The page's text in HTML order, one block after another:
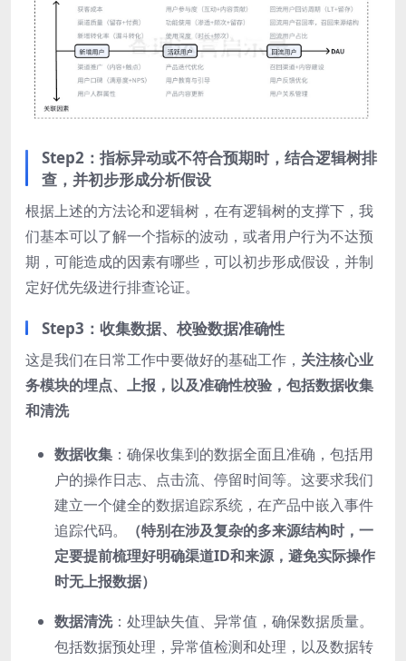
Step2：指标异动或不符合预期时，结合逻辑树排
查，并初步形成分析假设
根据上述的方法论和逻辑树，在有逻辑树的支撑下，我
们基本可以了解一个指标的波动，或者用户行为不达预
期，可能造成的因素有哪些，可以初步形成假设，并制
定好优先级进行排查论证。
Step3：收集数据、校验数据准确性
这是我们在日常工作中要做好的基础工作， 关注核心业
务模块的埋点、上报，以及准确性校验，包括数据收集
和清洗
数据收集 ：确保收集到的数据全面且准确，包括用
户的操作日志、点击流、停留时间等。这要求我们
建立一个健全的数据追踪系统，在产品中嵌入事件
追踪代码。
（特别在涉及复杂的多来源结构时，一
定要提前梳理好明确渠道ID和来源，避免实际操作
时无上报数据）
数据清洗：处理缺失值、异常值，确保数据质量。
包括数据预处理，异常值检测和处理，以及数据转